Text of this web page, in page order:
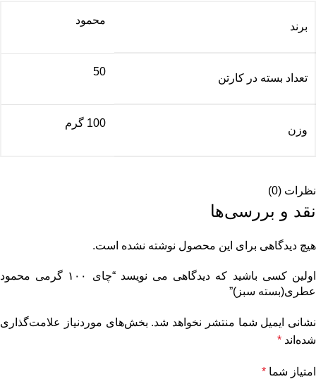
برند
محمود
تعداد بسته در کارتن
50
وزن
100 گرم
نظرات (0)
نقد و بررسی‌ها
هیچ دیدگاهی برای این محصول نوشته نشده است.
اولین کسی باشید که دیدگاهی می نویسد “چای ۱۰۰ گرمی محمود
عطری(بسته سبز)”
نشانی ایمیل شما منتشر نخواهد شد. بخش‌های موردنیاز علامت‌گذاری
شده‌اند *
امتیاز شما *